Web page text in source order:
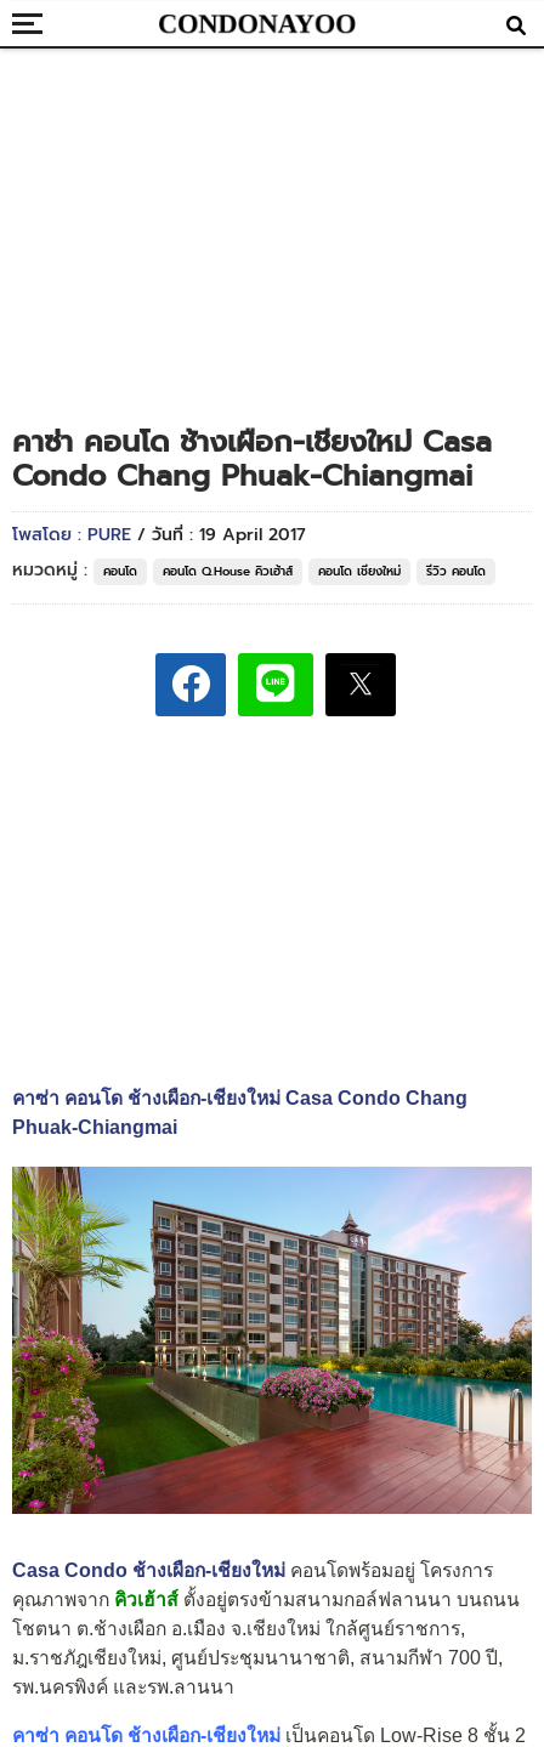
คาซ่า คอนโด ช้างเผือก-เชียงใหม่ Casa
Condo Chang Phuak-Chiangmai
โพสโดย : PURE / วันที่ : 19 April 2017
หมวดหมู่ :
คอนโด คอนโด Q.House คิวเฮ้าส์ คอนโด เชียงใหม่ รีวิว คอนโด
คาซ่า คอนโด ช้างเผือก-เชียงใหม่ Casa Condo Chang
Phuak-Chiangmai
Casa Condo ช้างเผือก-เชียงใหม่ คอนโดพร้อมอยู่ โครงการ
คุณภาพจาก คิวเฮ้าส์ ตั้งอยู่ตรงข้ามสนามกอล์ฟลานนา บนถนน
โชตนา ต.ช้างเผือก อ.เมือง จ.เชียงใหม่ ใกล้ศูนย์ราชการ,
ม.ราชภัฎเชียงใหม่, ศูนย์ประชุมนานาชาติ, สนามกีฬา 700 ปี,
รพ.นครพิงค์ และรพ.ลานนา
คาซ่า คอนโด ช้างเผือก-เชียงใหม่ เป็นคอนโด Low-Rise 8 ชั้น 2